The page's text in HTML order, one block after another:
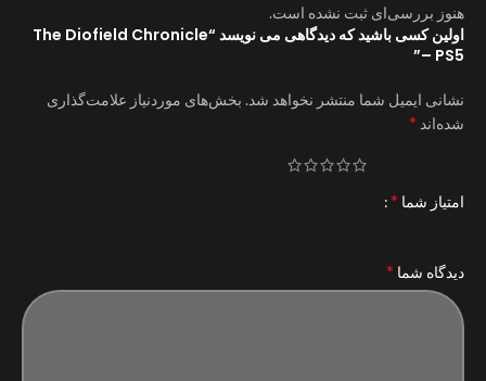
هنوز بررسی‌ای ثبت نشده است.
اولین کسی باشید که دیدگاهی می نویسد “The Diofield Chronicle
– PS5”
نشانی ایمیل شما منتشر نخواهد شد. بخش‌های موردنیاز علامت‌گذاری
شده‌اند *
امتیاز شما *
دیدگاه شما *